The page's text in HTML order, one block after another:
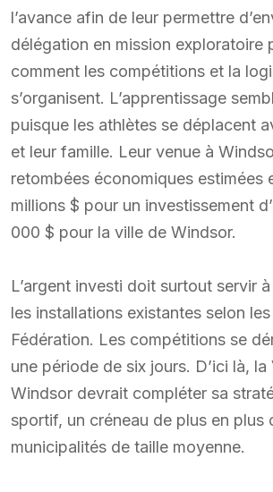
l’avance afin de leur permettre
délégation en mission exploratoire
comment les compétitions et la
s’organisent. L’apprentissage
puisque les athlètes se déplacent
et leur famille. Leur venue à
retombées économiques estimées
millions $ pour un investissement
000 $ pour la ville de Windsor.
L’argent investi doit surtout servir
les installations existantes selon
Fédération. Les compétitions se
une période de six jours. D’ici là, la
Windsor devrait compléter sa
sportif, un créneau de plus en plus
municipalités de taille moyenne.